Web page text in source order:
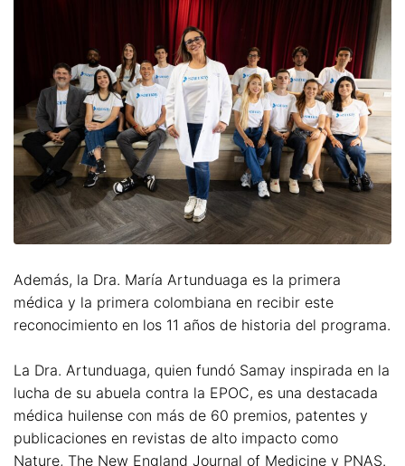
Además, la Dra. María Artunduaga es la primera
médica y la primera colombiana en recibir este
reconocimiento en los 11 años de historia del programa.
La Dra. Artunduaga, quien fundó Samay inspirada en la
lucha de su abuela contra la EPOC, es una destacada
médica huilense con más de 60 premios, patentes y
publicaciones en revistas de alto impacto como
Nature, The New England Journal of Medicine y PNAS.